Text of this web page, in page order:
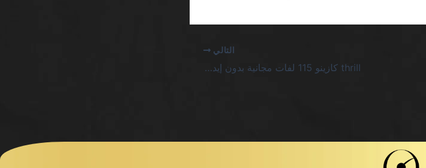
التالي
thrill كازينو 115 لفات مجانية بدون إيداع 2026 SA يفضح خدع التسويق